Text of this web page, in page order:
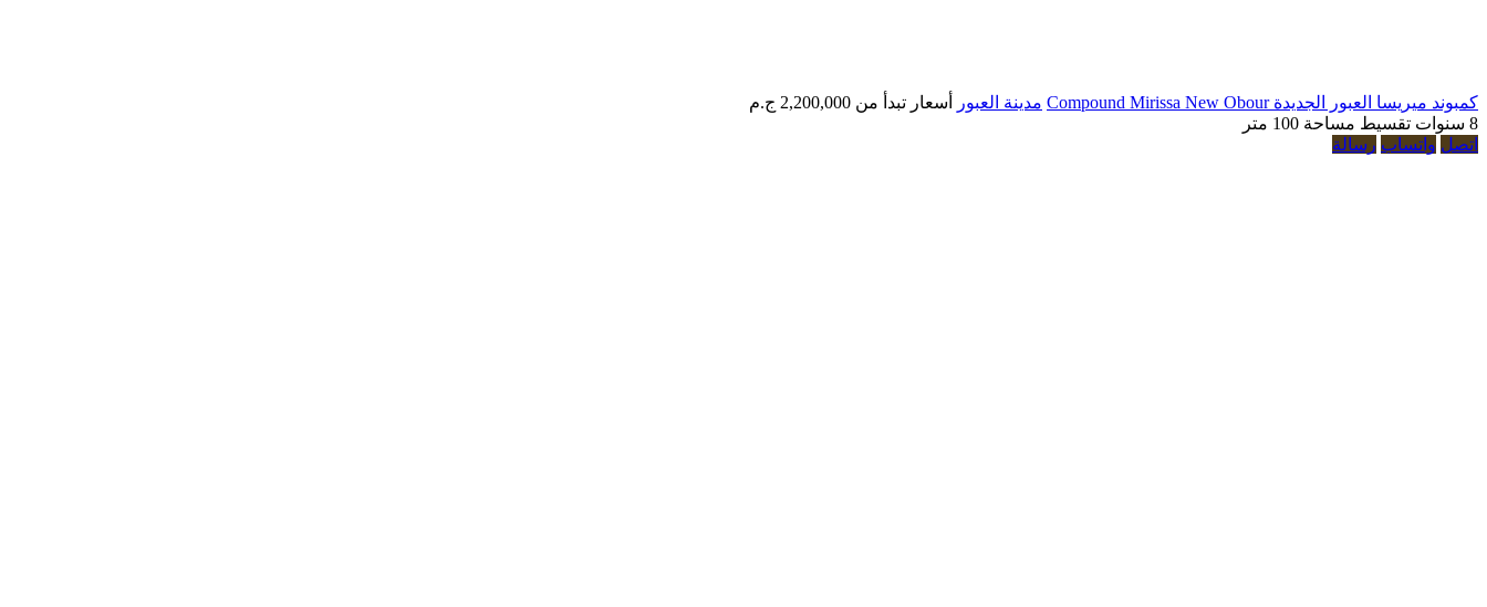
كمبوند ميريسا العبور الجديدة Compound Mirissa New Obour مدينة العبور أسعار تبدأ من 2,200,000 ج.م
8 سنوات تقسيط
مساحة 100 متر
اتصل واتساب رسالة